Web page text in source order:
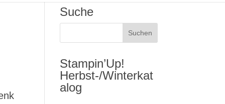
Suche
Stampin’Up!
Herbst-/Winterkat
alog